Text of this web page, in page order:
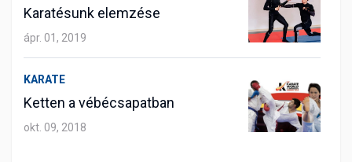
Karatésunk elemzése
ápr. 01, 2019
KARATE
Ketten a vébécsapatban
okt. 09, 2018